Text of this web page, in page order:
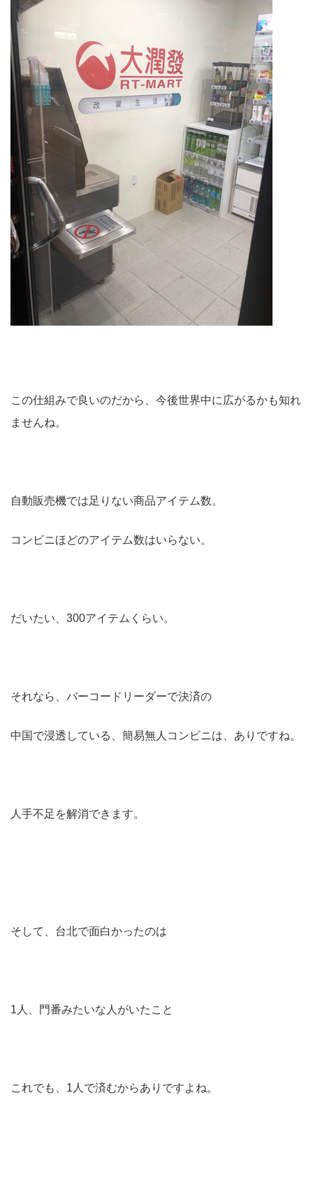
この仕組みで良いのだから、今後世界中に広がるかも知れ
ませんね。
自動販売機では足りない商品アイテム数。
コンビニほどのアイテム数はいらない。
だいたい、300アイテムくらい。
それなら、バーコードリーダーで決済の
中国で浸透している、簡易無人コンビニは、ありですね。
人手不足を解消できます。
そして、台北で面白かったのは
1人、門番みたいな人がいたこと
これでも、1人で済むからありですよね。